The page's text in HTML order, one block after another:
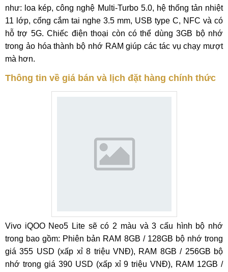
như: loa kép, công nghệ Multi-Turbo 5.0, hệ thống tản nhiệt
11 lớp, cổng cắm tai nghe 3.5 mm, USB type C, NFC và có
hỗ trợ 5G. Chiếc điện thoại còn có thể dùng 3GB bộ nhớ
trong ảo hóa thành bộ nhớ RAM giúp các tác vụ chạy mượt
mà hơn.
Thông tin về giá bán và lịch đặt hàng chính thức
Vivo iQOO Neo5 Lite sẽ có 2 màu và 3 cấu hình bộ nhớ
trong bao gồm: Phiên bản RAM 8GB / 128GB bộ nhớ trong
giá 355 USD (xấp xỉ 8 triệu VNĐ), RAM 8GB / 256GB bộ
nhớ trong giá 390 USD (xấp xỉ 9 triệu VNĐ), RAM 12GB /